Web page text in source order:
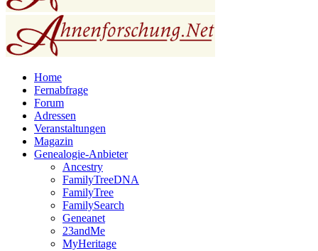
Home
Fernabfrage
Forum
Adressen
Veranstaltungen
Magazin
Genealogie-Anbieter
Ancestry
FamilyTreeDNA
FamilyTree
FamilySearch
Geneanet
23andMe
MyHeritage